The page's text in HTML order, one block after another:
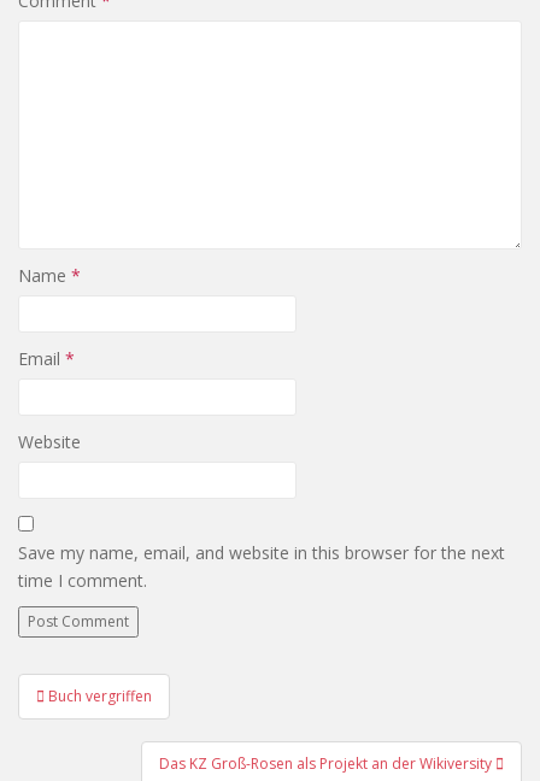
Name *
Email *
Website
Save my name, email, and website in this browser for the next
time I comment.
Post
navigation
Buch vergriffen
Das KZ Groß-Rosen als Projekt an der Wikiversity